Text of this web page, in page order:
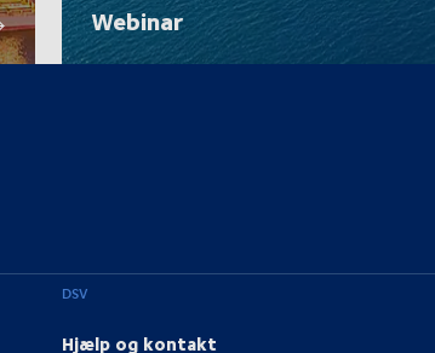
Webinar
DSV
Hjælp og kontakt